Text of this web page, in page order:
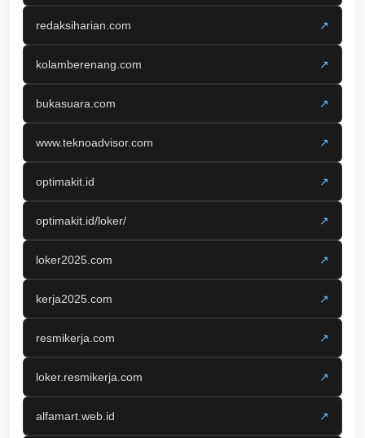
redaksiharian.com ↗
kolamberenang.com ↗
bukasuara.com ↗
www.teknoadvisor.com ↗
optimakit.id ↗
optimakit.id/loker/ ↗
loker2025.com ↗
kerja2025.com ↗
resmikerja.com ↗
loker.resmikerja.com ↗
alfamart.web.id ↗